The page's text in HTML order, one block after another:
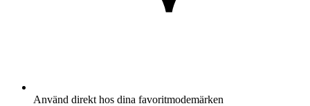
Använd direkt hos dina favoritmodemärken